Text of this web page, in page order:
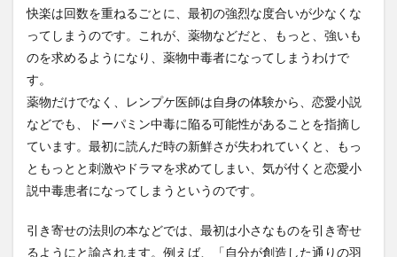
快楽は回数を重ねるごとに、最初の強烈な度合いが少なくな
ってしまうのです。これが、薬物などだと、もっと、強いも
のを求めるようになり、薬物中毒者になってしまうわけで
す。
薬物だけでなく、レンプケ医師は自身の体験から、恋愛小説
などでも、ドーパミン中毒に陥る可能性があることを指摘し
ています。最初に読んだ時の新鮮さが失われていくと、もっ
ともっとと刺激やドラマを求めてしまい、気が付くと恋愛小
説中毒患者になってしまうというのです。
引き寄せの法則の本などでは、最初は小さなものを引き寄せ
るようにと諭されます。例えば、「自分が創造した通りの羽